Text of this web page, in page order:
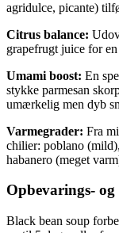
agridulce, picante)
Citrus balance:
grapefrugt juice for
Umami boost: En
stykke parmesan
umærkelig men dyb
Varmegrader: Fra
chilier: poblano
habanero (meget
Opbevarings-
Black bean soup